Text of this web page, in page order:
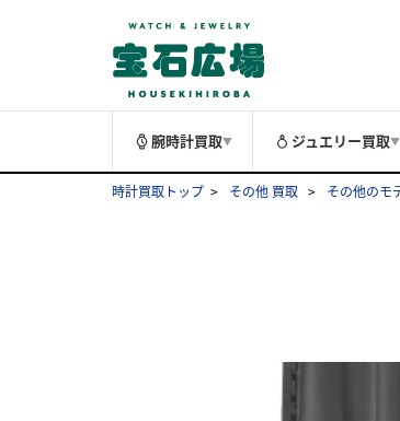
腕時計買取▼ ジュエリー買取▼
時計買取トップ その他 買取 その他のモ